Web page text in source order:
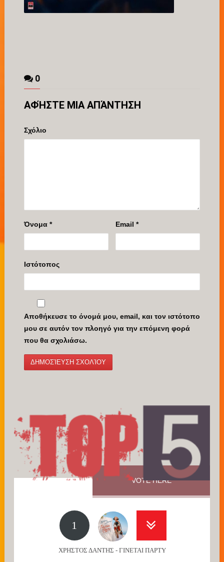
0
ΑΦΉΣΤΕ ΜΙΑ ΑΠΆΝΤΗΣΗ
Σχόλιο
Όνομα * Email*
Ιστότοπος
Αποθήκευσε το όνομά μου, email, και τον ιστότοπο
μου σε αυτόν τον πλοηγό για την επόμενη φορά
που θα σχολιάσω.
VOTE HERE
1
ΧΡΗΣΤΟΣ ΔΑΝΤΗΣ - ΓΙΝΕΤΑΙ ΠΑΡΤΥ